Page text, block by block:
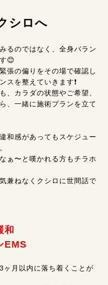
シロへ
るのではなく、全身バラン
😊
張の偏りをその場で確認し
スを整えていきます❗
、カラダの状態やご希望、
、一緒に施術プランを立て
和感があってもスケジュー
ぁ〜と嘆かれる方もチラホ
兼ねなくクシロに世間話で
和
EMS
ヶ月以内に落ち着くことが